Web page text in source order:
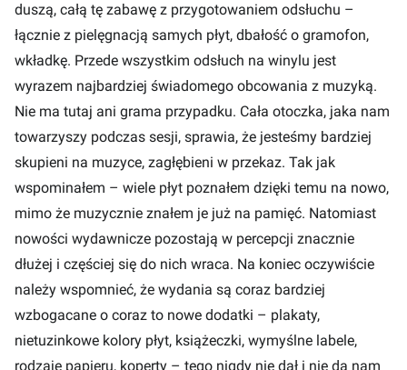
duszą, całą tę zabawę z przygotowaniem odsłuchu –
łącznie z pielęgnacją samych płyt, dbałość o gramofon,
wkładkę. Przede wszystkim odsłuch na winylu jest
wyrazem najbardziej świadomego obcowania z muzyką.
Nie ma tutaj ani grama przypadku. Cała otoczka, jaka nam
towarzyszy podczas sesji, sprawia, że jesteśmy bardziej
skupieni na muzyce, zagłębieni w przekaz. Tak jak
wspominałem – wiele płyt poznałem dzięki temu na nowo,
mimo że muzycznie znałem je już na pamięć. Natomiast
nowości wydawnicze pozostają w percepcji znacznie
dłużej i częściej się do nich wraca. Na koniec oczywiście
należy wspomnieć, że wydania są coraz bardziej
wzbogacane o coraz to nowe dodatki – plakaty,
nietuzinkowe kolory płyt, książeczki, wymyślne labele,
rodzaje papieru, koperty – tego nigdy nie dał i nie da nam